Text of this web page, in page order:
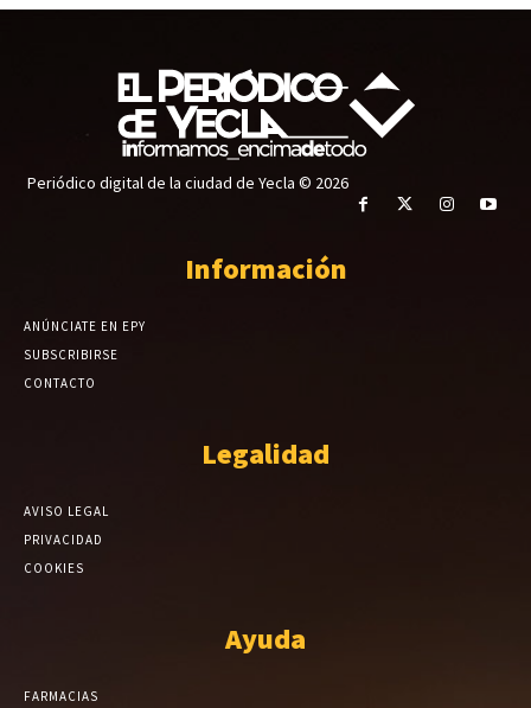
Periódico digital de la ciudad de Yecla © 2026
Información
ANÚNCIATE EN EPY
SUBSCRIBIRSE
CONTACTO
Legalidad
AVISO LEGAL
PRIVACIDAD
COOKIES
Ayuda
FARMACIAS